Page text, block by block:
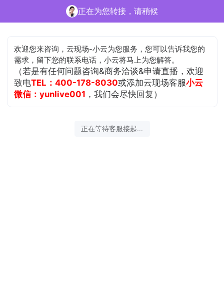
正在为您转接，请稍候
欢迎您来咨询，云现场-小云为您服务，您可以告诉我您的
需求，留下您的联系电话，小云将马上为您解答。
（若是有任何问题咨询&商务洽谈&申请直播，欢迎
致电TEL：400-178-8030或添加云现场客服小云
微信：yunlive001 ，我们会尽快回复）
正在等待客服接起...